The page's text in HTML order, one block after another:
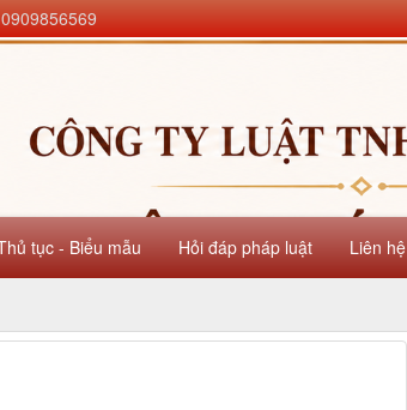
tục - Biểu mẫu Hỏi đáp pháp luật Liên hệ